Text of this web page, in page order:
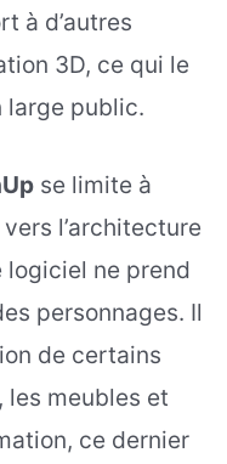
à d’autres
3D, ce qui le
large public.
se limite à
l’architecture
logiciel ne prend
personnages. Il
de certains
les meubles et
ce dernier